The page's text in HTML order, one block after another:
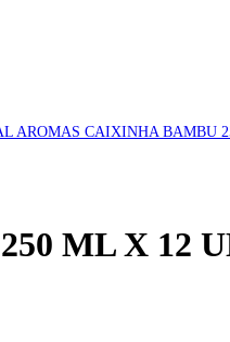
AROMAS CAIXINHA BAMBU
ML X 12